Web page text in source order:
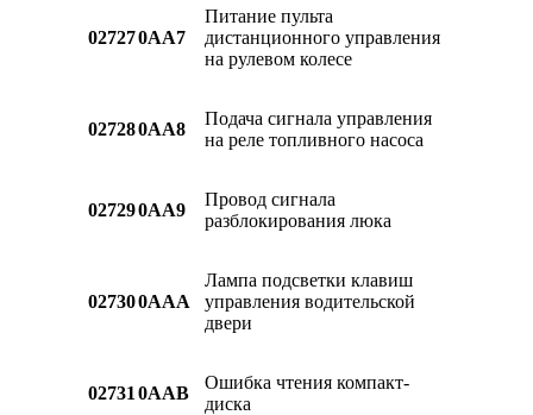
027270AA7
Питание пульта
дистанционного управления
на рулевом колесе
027280AA8
Подача сигнала управления
на реле топливного насоса
027290AA9
Провод сигнала
разблокирования люка
027300AAA
Лампа подсветки клавиш
управления водительской
двери
02731 0AAB
Ошибка чтения компакт-
диска